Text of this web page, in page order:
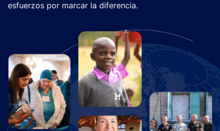
esfuerzos por marcar la diferencia.